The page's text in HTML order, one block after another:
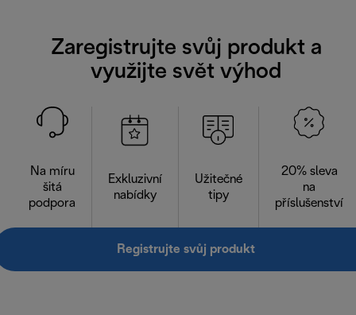
Zaregistrujte svůj produkt a
využijte svět výhod
Na míru
šitá
podpora
Exkluzivní
nabídky
Užitečné
tipy
20% sleva
na
příslušenství
Registrujte svůj produkt